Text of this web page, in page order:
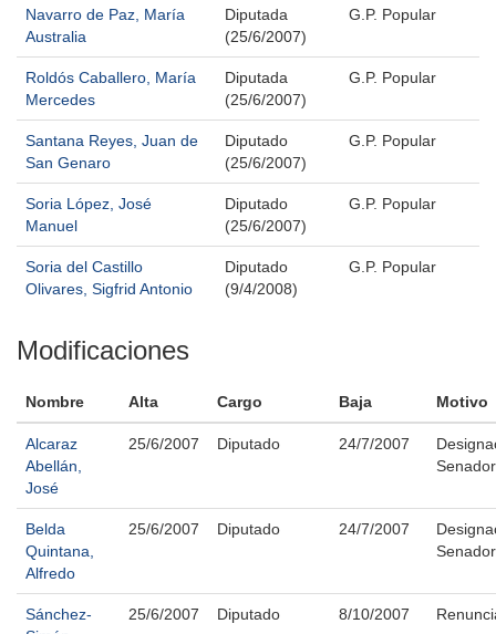
Navarro de Paz, María
Australia
Diputada
(25/6/2007)
G.P. Popular
Roldós Caballero, María
Mercedes
Diputada
(25/6/2007)
G.P. Popular
Santana Reyes, Juan de
San Genaro
Diputado
(25/6/2007)
G.P. Popular
Soria López, José
Manuel
Diputado
(25/6/2007)
G.P. Popular
Soria del Castillo
Olivares, Sigfrid Antonio
Diputado
(9/4/2008)
G.P. Popular
Modificaciones
Nombre Alta Cargo Baja Motivo
Alcaraz
Abellán,
José
25/6/2007 Diputado 24/7/2007
Senador
Belda
Quintana,
Alfredo
25/6/2007 Diputado 24/7/2007
Senador
Sánchez-
25/6/2007 Diputado 8/10/2007